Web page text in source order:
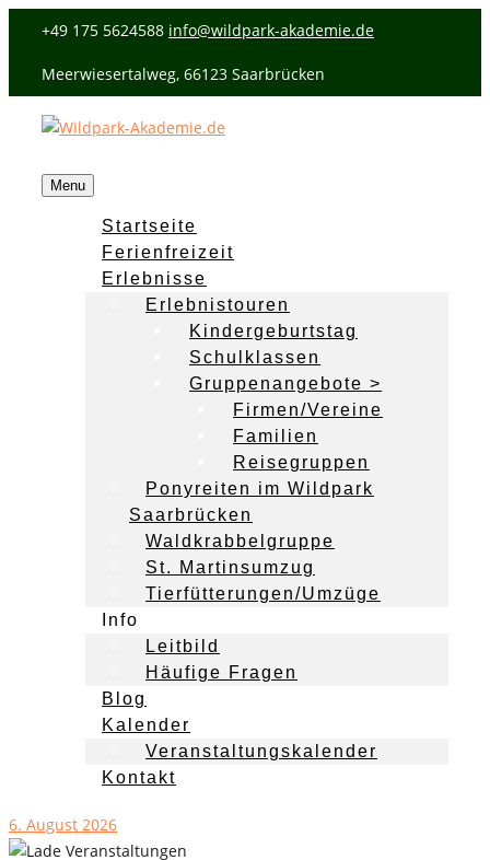
+49 175 5624588 info@wildpark-akademie.de
Meerwiesertalweg, 66123 Saarbrücken
Menu
Startseite
Ferienfreizeit
Erlebnisse
Erlebnistouren
Kindergeburtstag
Schulklassen
Gruppenangebote >
Firmen/Vereine
Familien
Reisegruppen
Ponyreiten im Wildpark
Saarbrücken
Waldkrabbelgruppe
St. Martinsumzug
Tierfütterungen/Umzüge
Info
Leitbild
Häufige Fragen
Blog
Kalender
Veranstaltungskalender
Kontakt
6. August 2026